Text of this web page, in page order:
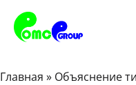
Перейти
содержанию
Главная » Объяснение